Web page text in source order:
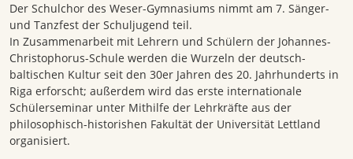
Der Schulchor des Weser-Gymnasiums nimmt am 7. Sänger-
und Tanzfest der Schuljugend teil.
In Zusammenarbeit mit Lehrern und Schülern der Johannes-
Christophorus-Schule werden die Wurzeln der deutsch-
baltischen Kultur seit den 30er Jahren des 20. Jahrhunderts in
Riga erforscht; außerdem wird das erste internationale
Schülerseminar unter Mithilfe der Lehrkräfte aus der
philosophisch-historishen Fakultät der Universität Lettland
organisiert.